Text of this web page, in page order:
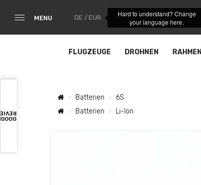
MENU DE / EUR
Hard to understand? Change
your language here.
FLUGZEUGE DROHNEN RAHMEN
Batterien
6S
Batterien
Li-Ion